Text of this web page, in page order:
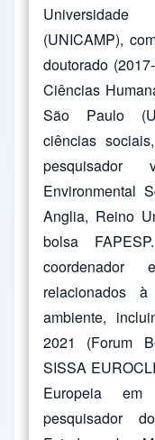
(UNICAMP),
doutorado
Ciências
São Paulo
ciências
Environmental
Anglia, Reino
bolsa
coordenador
relacionados
ambiente,
2021 (Forum
SISSA
Europeia em
pesquisador